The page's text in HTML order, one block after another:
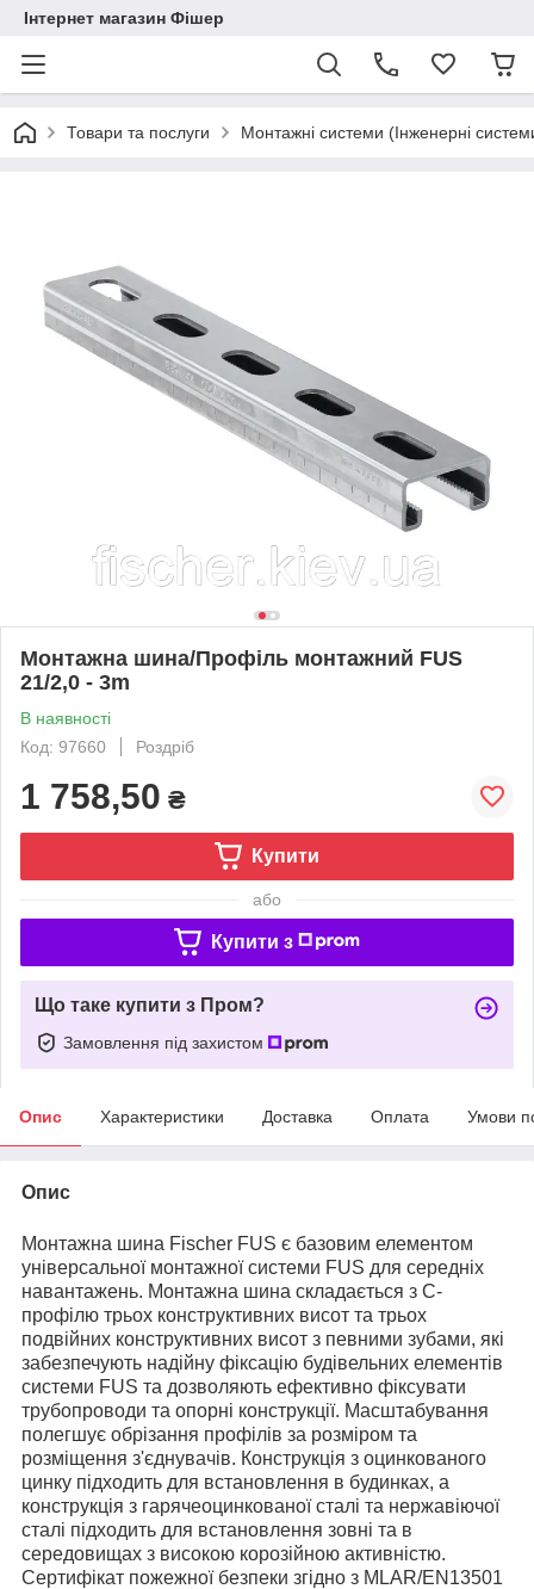
Інтернет магазин Фішер
Товари та послуги Монтажні системи (Інженерні
Монтажна шина/Профіль монтажний FUS
21/2,0 - 3m
В наявності
Код: 97660
Роздріб
1 758,50 ₴
Купити
або
Купити з
Що таке купити з Пром?
Замовлення під захистом
Опис Характеристики Доставка Оплата Умови
Опис
Монтажна шина Fischer FUS є базовим елементом
універсальної монтажної системи FUS для середніх
навантажень. Монтажна шина складається з С-
профілю трьох конструктивних висот та трьох
подвійних конструктивних висот з певними зубами, які
забезпечують надійну фіксацію будівельних елементів
системи FUS та дозволяють ефективно фіксувати
трубопроводи та опорні конструкції. Масштабування
полегшує обрізання профілів за розміром та
розміщення з'єднувачів. Конструкція з оцинкованого
цинку підходить для встановлення в будинках, а
конструкція з гарячеоцинкованої сталі та нержавіючої
сталі підходить для встановлення зовні та в
середовищах з високою корозійною активністю.
Сертифікат пожежної безпеки згідно з MLAR/EN13501